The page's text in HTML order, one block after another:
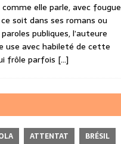
elle parle, avec fougue
soit dans ses romans ou
publiques, l’auteure
use avec habileté de cette
frôle parfois […]
ATTENTAT
BRÉSIL